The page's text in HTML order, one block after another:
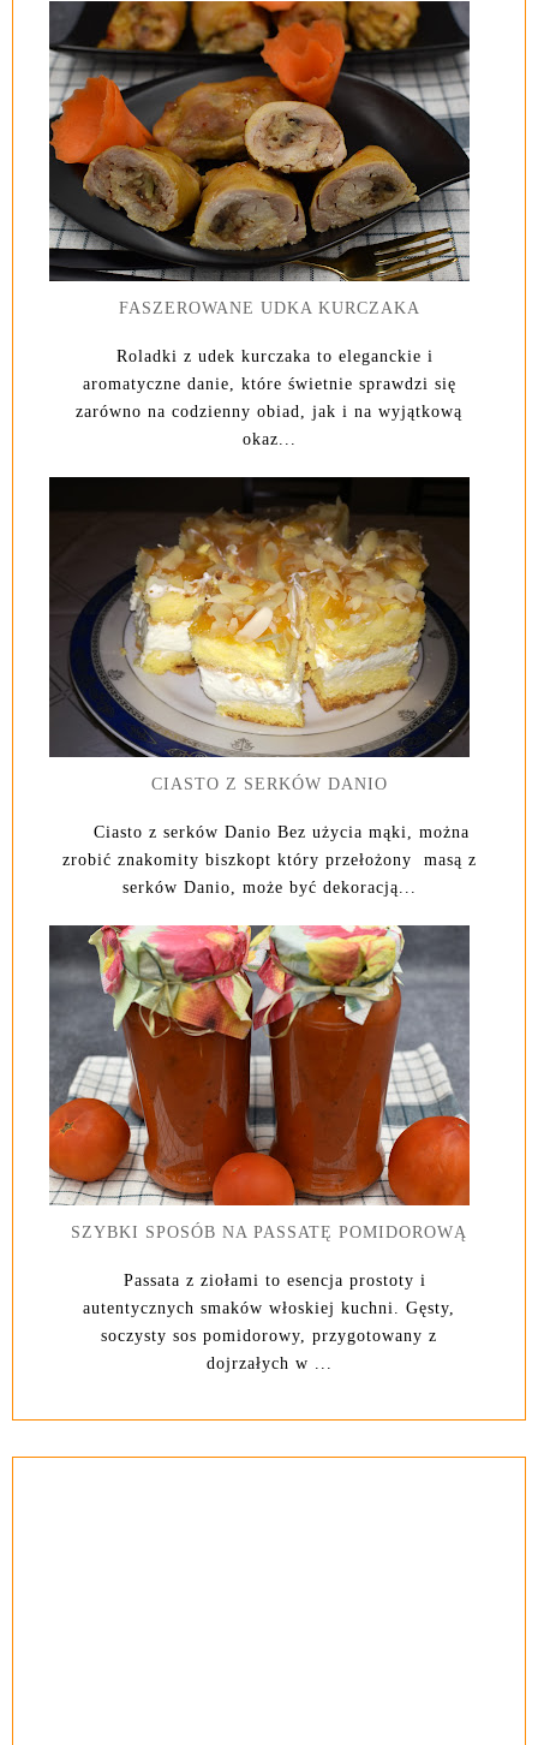
FASZEROWANE UDKA KURCZAKA
Roladki z udek kurczaka to eleganckie i
aromatyczne danie, które świetnie sprawdzi się
zarówno na codzienny obiad, jak i na wyjątkową
okaz...
CIASTO Z SERKÓW DANIO
Ciasto z serków Danio Bez użycia mąki, można
zrobić znakomity biszkopt który przełożony masą z
serków Danio, może być dekoracją...
SZYBKI SPOSÓB NA PASSATĘ POMIDOROWĄ
Passata z ziołami to esencja prostoty i
autentycznych smaków włoskiej kuchni. Gęsty,
soczysty sos pomidorowy, przygotowany z
dojrzałych w ...